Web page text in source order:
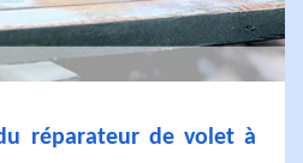
réparateur de volet à